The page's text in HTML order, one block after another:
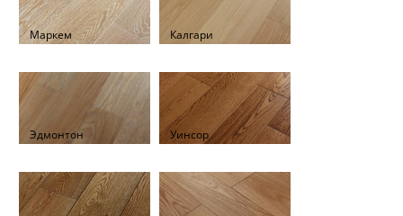
Маркем Калгари
Эдмонтон Уинсор